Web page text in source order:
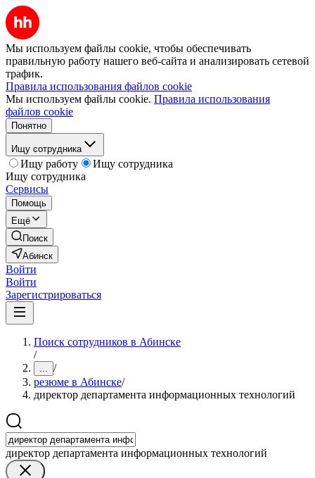
Мы используем файлы cookie, чтобы обеспечивать
правильную работу нашего веб-сайта и анализировать сетевой
трафик.
Правила использования файлов cookie
Мы используем файлы cookie. Правила использования
файлов cookie
Понятно
Ищу сотрудника
Ищу работу
Ищу сотрудника
Ищу сотрудника
Сервисы
Помощь
Ещё
Поиск
Абинск
Войти
Войти
Зарегистрироваться
Поиск сотрудников в Абинске
/
... /
резюме в Абинске/
директор департамента информационных технологий
директор департамента информационных технологий